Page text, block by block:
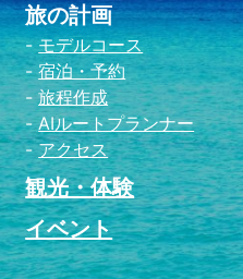
旅の計画
モデルコース
宿泊・予約
旅程作成
AIルートプランナー
アクセス
観光・体験
イベント